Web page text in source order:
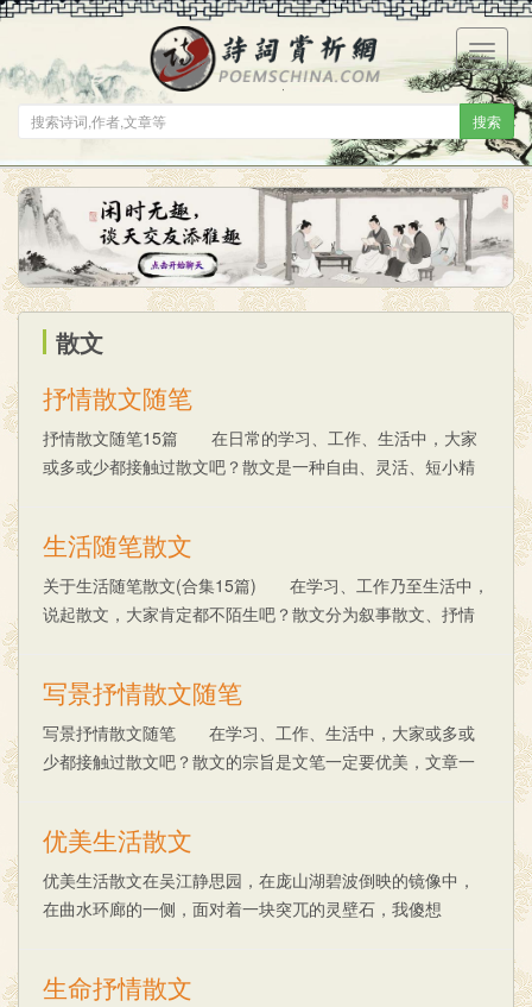
搜索
菜
单
散文
抒情散文随笔
抒情散文随笔15篇 在日常的学习、工作、生活中，大家
或多或少都接触过散文吧？散文是一种自由、灵活、短小精
生活随笔散文
关于生活随笔散文(合集15篇) 在学习、工作乃至生活中，
说起散文，大家肯定都不陌生吧？散文分为叙事散文、抒情
写景抒情散文随笔
写景抒情散文随笔 在学习、工作、生活中，大家或多或
少都接触过散文吧？散文的宗旨是文笔一定要优美，文章一
优美生活散文
优美生活散文在吴江静思园，在庞山湖碧波倒映的镜像中，
在曲水环廊的一侧，面对着一块突兀的灵壁石，我傻想
生命抒情散文